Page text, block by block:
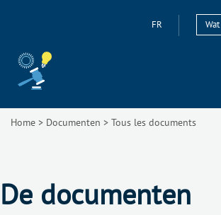
FR
Home > Documenten > Tous les documents
De documenten